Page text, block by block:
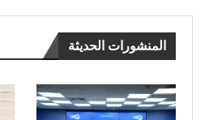
المنشورات الحديثة